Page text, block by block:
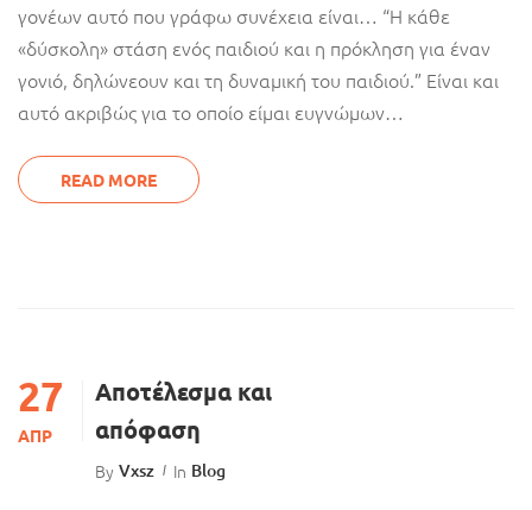
γονέων αυτό που γράφω συνέχεια είναι… “Η κάθε
«δύσκολη» στάση ενός παιδιού και η πρόκληση για έναν
γονιό, δηλώνεουν και τη δυναμική του παιδιού.” Είναι και
αυτό ακριβώς για το οποίο είμαι ευγνώμων…
READ MORE
27
ΑΠΡ
Αποτέλεσμα και
απόφαση
By Vxsz In Blog